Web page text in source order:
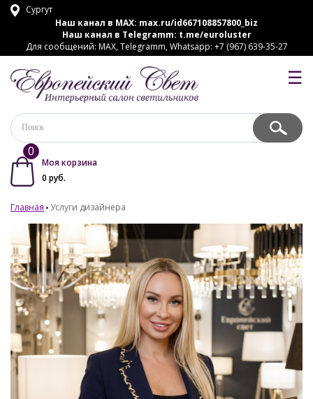
Сургут
Наш канал в MAX: max.ru/id667108857800_biz
Наш канал в Telegramm: t.me/euroluster
Для сообщений: MAX, Telegramm, Whatsapp: +7 (967) 639-35-27
☰
0
Моя корзина
0 руб.
Главная Услуги дизайнера